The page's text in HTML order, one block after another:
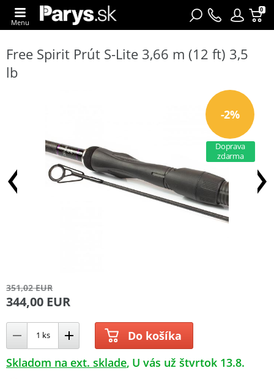
0
Menu
Free Spirit Prút S-Lite 3,66 m (12 ft) 3,5
lb
-2%
Doprava
zdarma
351,02 EUR
344,00 EUR
Do košíka
Skladom na ext. sklade U vás už štvrtok 13.8.